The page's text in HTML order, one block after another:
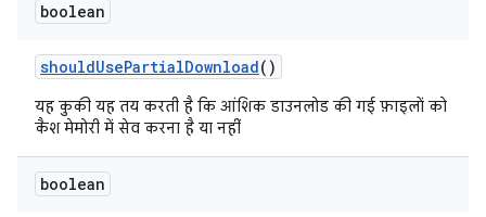
boolean
shouldUsePartialDownload()
यह कुकी यह तय करती है कि आंशिक डाउनलोड की गई फ़ाइलों को
कैश मेमोरी में सेव करना है या नहीं
boolean